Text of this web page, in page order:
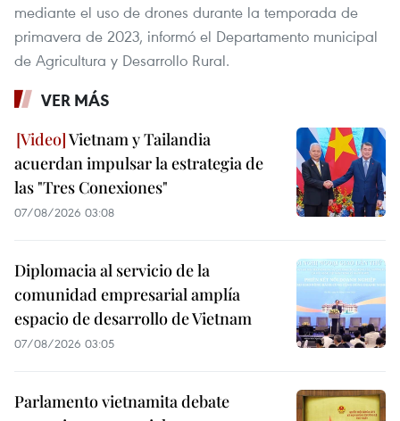
mediante el uso de drones durante la temporada de
primavera de 2023, informó el Departamento municipal
de Agricultura y Desarrollo Rural.
VER MÁS
Vietnam y Tailandia
acuerdan impulsar la estrategia de
las "Tres Conexiones"
07/08/2026 03:08
Diplomacia al servicio de la
comunidad empresarial amplía
espacio de desarrollo de Vietnam
07/08/2026 03:05
Parlamento vietnamita debate